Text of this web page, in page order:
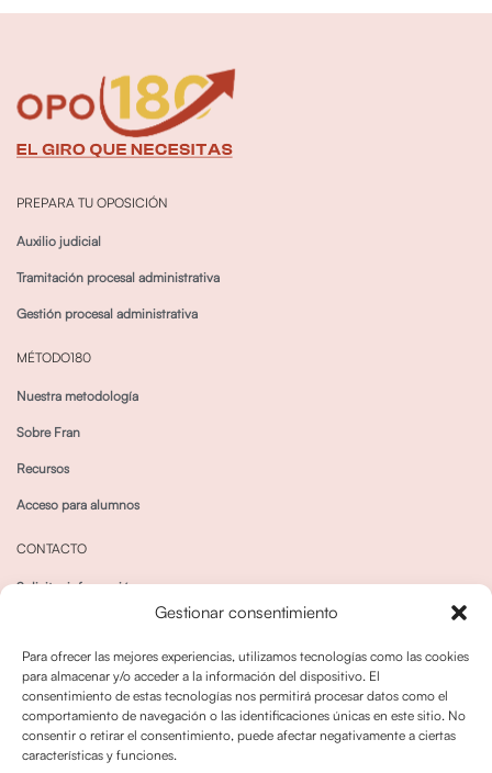
Gestionar consentimiento
Para ofrecer las mejores experiencias, utilizamos tecnologías como las cookies
para almacenar y/o acceder a la información del dispositivo. El
consentimiento de estas tecnologías nos permitirá procesar datos como el
comportamiento de navegación o las identificaciones únicas en este sitio. No
consentir o retirar el consentimiento, puede afectar negativamente a ciertas
características y funciones.
PREPARA TU OPOSICIÓN
Auxilio judicial
Tramitación procesal administrativa
Gestión procesal administrativa
MÉTODO180
Nuestra metodología
Sobre Fran
Recursos
Acceso para alumnos
CONTACTO
Solicitar información